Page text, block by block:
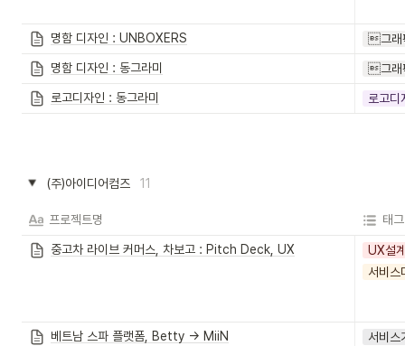
명함 디자인 : UNBOXERS
그래
명함 디자인 : 동그라미
그래
로고디자인 : 동그라미
로고디
(주)아이디어컴즈 11
프로젝트명 태그
중고차 라이브 커머스, 차보고 : Pitch Deck, UX
UX설
서비스
베트남 스파 플랫폼, Betty → MiiN
서비스